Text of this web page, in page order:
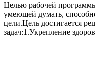
Целью рабочей
умеющей думать,
цели.Цель достигается
задач:1.Укрепление